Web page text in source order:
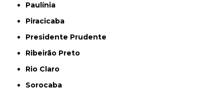
Paulínia
Piracicaba
Presidente Prudente
Ribeirão Preto
Rio Claro
Sorocaba